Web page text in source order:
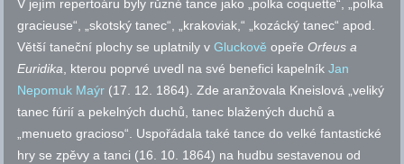
V jejím repertoáru byly různé tance jako „polka coquette“, „polka
gracieuse“, „skotský tanec“, „krakoviak,“ „kozácký tanec“apod.
Větší taneční plochy se uplatnily vGluckově opeře Orfeus a
Euridika, kterou poprvé uvedl na své benefici kapelníkJan
Nepomuk Maýr (17. 12. 1864). Zde aranžovala Kneislová „veliký
tanec fúrií a pekelných duchů, tanec blažených duchů a
„menueto gracioso“. Uspořádala také tance do velké fantastické
hry se zpěvy a tanci (16. 10. 1864) na hudbu sestavenou od